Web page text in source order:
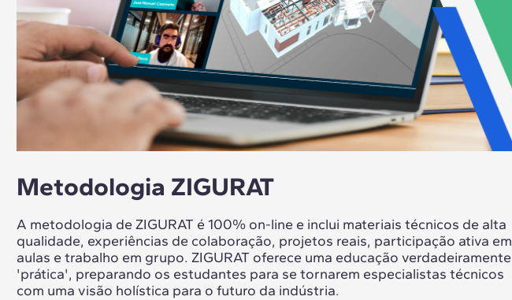
Metodologia ZIGURAT
A metodologia de ZIGURAT é 100% on-line e inclui materiais técnicos de alta
qualidade, experiências de colaboração, projetos reais, participação ativa em
aulas e trabalho em grupo. ZIGURAT oferece uma educação verdadeiramente
'prática', preparando os estudantes para se tornarem especialistas técnicos
com uma visão holística para o futuro da indústria.